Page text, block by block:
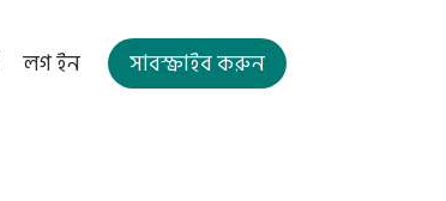
লগ ইন সাবস্ক্রাইব করুন